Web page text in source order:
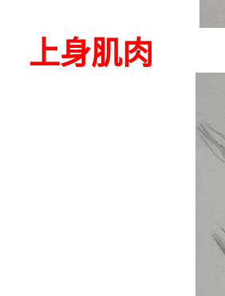
上身肌肉